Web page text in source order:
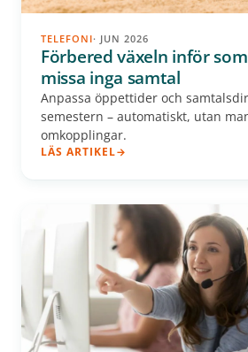
TELEFONI· JUN 2026
Förbered växeln inför
missa inga samtal
Anpassa öppettider och
semestern – automatiskt, utan
omkopplingar.
LÄS ARTIKEL